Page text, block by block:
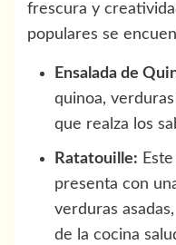
frescura y
populares se
Ensalada de
quinoa,
que realza los
Ratatouille:
presenta con
verduras
de la cocina